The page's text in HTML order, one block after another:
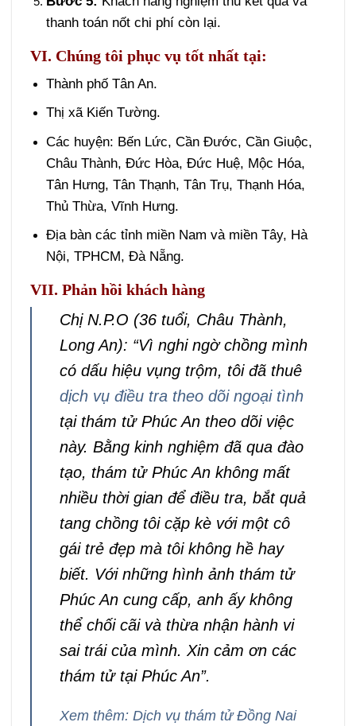
thanh toán nốt chi phí còn lại.
VI. Chúng tôi phục vụ tốt nhất tại:
Thành phố Tân An.
Thị xã Kiến Tường.
Các huyện: Bến Lức, Cần Đước, Cần Giuộc,
Châu Thành, Đức Hòa, Đức Huệ, Mộc Hóa,
Tân Hưng, Tân Thạnh, Tân Trụ, Thạnh Hóa,
Thủ Thừa, Vĩnh Hưng.
Địa bàn các tỉnh miền Nam và miền Tây, Hà
Nội, TPHCM, Đà Nẵng.
VII. Phản hồi khách hàng
Chị N.P.O (36 tuổi, Châu Thành,
Long An): “Vì nghi ngờ chồng mình
có dấu hiệu vụng trộm, tôi đã thuê
dịch vụ điều tra theo dõi ngoại tình
tại thám tử Phúc An theo dõi việc
này. Bằng kinh nghiệm đã qua đào
tạo, thám tử Phúc An không mất
nhiều thời gian để điều tra, bắt quả
tang chồng tôi cặp kè với một cô
gái trẻ đẹp mà tôi không hề hay
biết. Với những hình ảnh thám tử
Phúc An cung cấp, anh ấy không
thể chối cãi và thừa nhận hành vi
sai trái của mình. Xin cảm ơn các
thám tử tại Phúc An”.
Xem thêm: Dịch vụ thám tử Đồng Nai